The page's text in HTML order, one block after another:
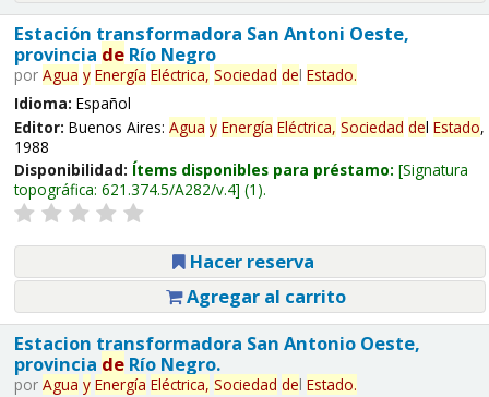
Estación transformadora San Antoni Oeste,
provincia deRío Negro
por Agua y Energía Eléctrica, Sociedad del Estado.
Idioma: Español
Editor: Buenos Aires: Agua y Energía Eléctrica, Sociedad del Estado,
1988
Disponibilidad: Ítems disponibles para préstamo: Signatura
topográfica: 621.374.5/A282/v.4 (1).
Hacer reserva
Agregar al carrito
Estacion transformadora San Antonio Oeste,
provincia deRío Negro.
por Agua y Energía Eléctrica, Sociedad del Estado.